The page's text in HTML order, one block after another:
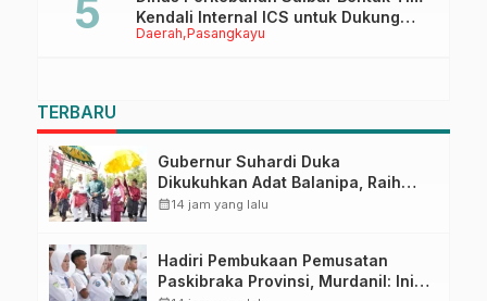
Daerah Pasangkayu
Kendali Internal ICS untuk Dukung
Sertifikasi ISPO Pekebun di
TERBARU
Gubernur Suhardi Duka
Dikukuhkan Adat Balanipa, Raih
Gelar Sulo Tappidena
calendar_month14 jam yang lalu
Hadiri Pembukaan Pemusatan
Paskibraka Provinsi, Murdanil: Ini